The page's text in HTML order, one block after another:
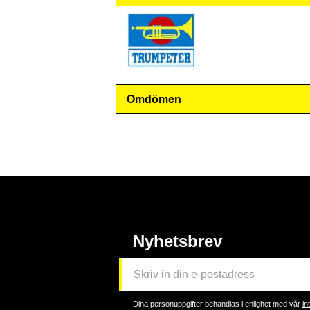
Omdömen
Nyhetsbrev
Dina personuppgifter behandlas i enlighet med vår